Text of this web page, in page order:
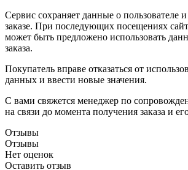
Сервис сохраняет данные о
заказе. При последующих посещениях
может быть предложено использовать
заказа.
Покупатель вправе отказаться от
данных и ввести новые значения.
С вами свяжется менеджер по
на связи до момента получения заказа и
Отзывы
Отзывы
Нет оценок
Оставить отзыв